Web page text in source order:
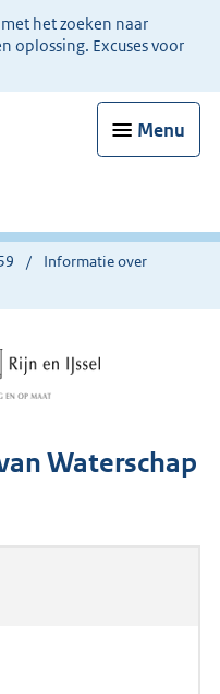
het zoeken naar
oplossing. Excuses voor
Menu
Informatie over
Waterschap